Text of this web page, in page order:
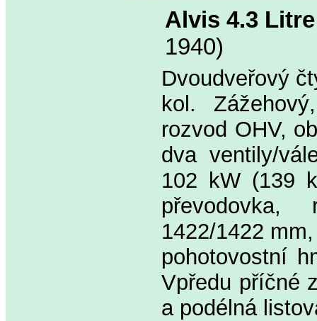
Alvis 4.3
1940)
Dvoudveřový
kol.
rozvod OHV,
dva ventily/
102 kW (139
1422/1422
pohotovostní
Vpředu příčné
a podélná